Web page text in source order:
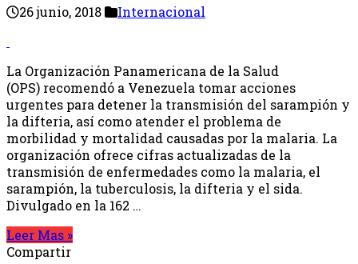
26 junio, 2018 Internacional
La Organización Panamericana de la Salud
(OPS) recomendó a Venezuela tomar acciones
urgentes para detener la transmisión del sarampión y
la difteria, así como atender el problema de
morbilidad y mortalidad causadas por la malaria. La
organización ofrece cifras actualizadas de la
transmisión de enfermedades como la malaria, el
sarampión, la tuberculosis, la difteria y el sida.
Divulgado en la 162 …
Leer Mas »
Compartir